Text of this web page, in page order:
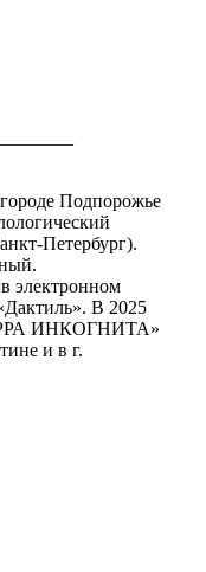
Подпорожье
Петербург).
электронном
В 2025
ИНКОГНИТА»
и в г.